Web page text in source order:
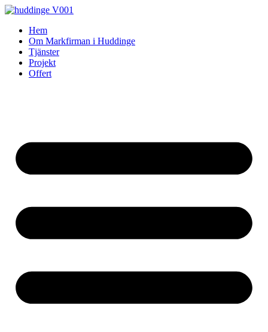
Skip
contentHem
Om Markfirman i Huddinge
Tjänster
Projekt
Offert